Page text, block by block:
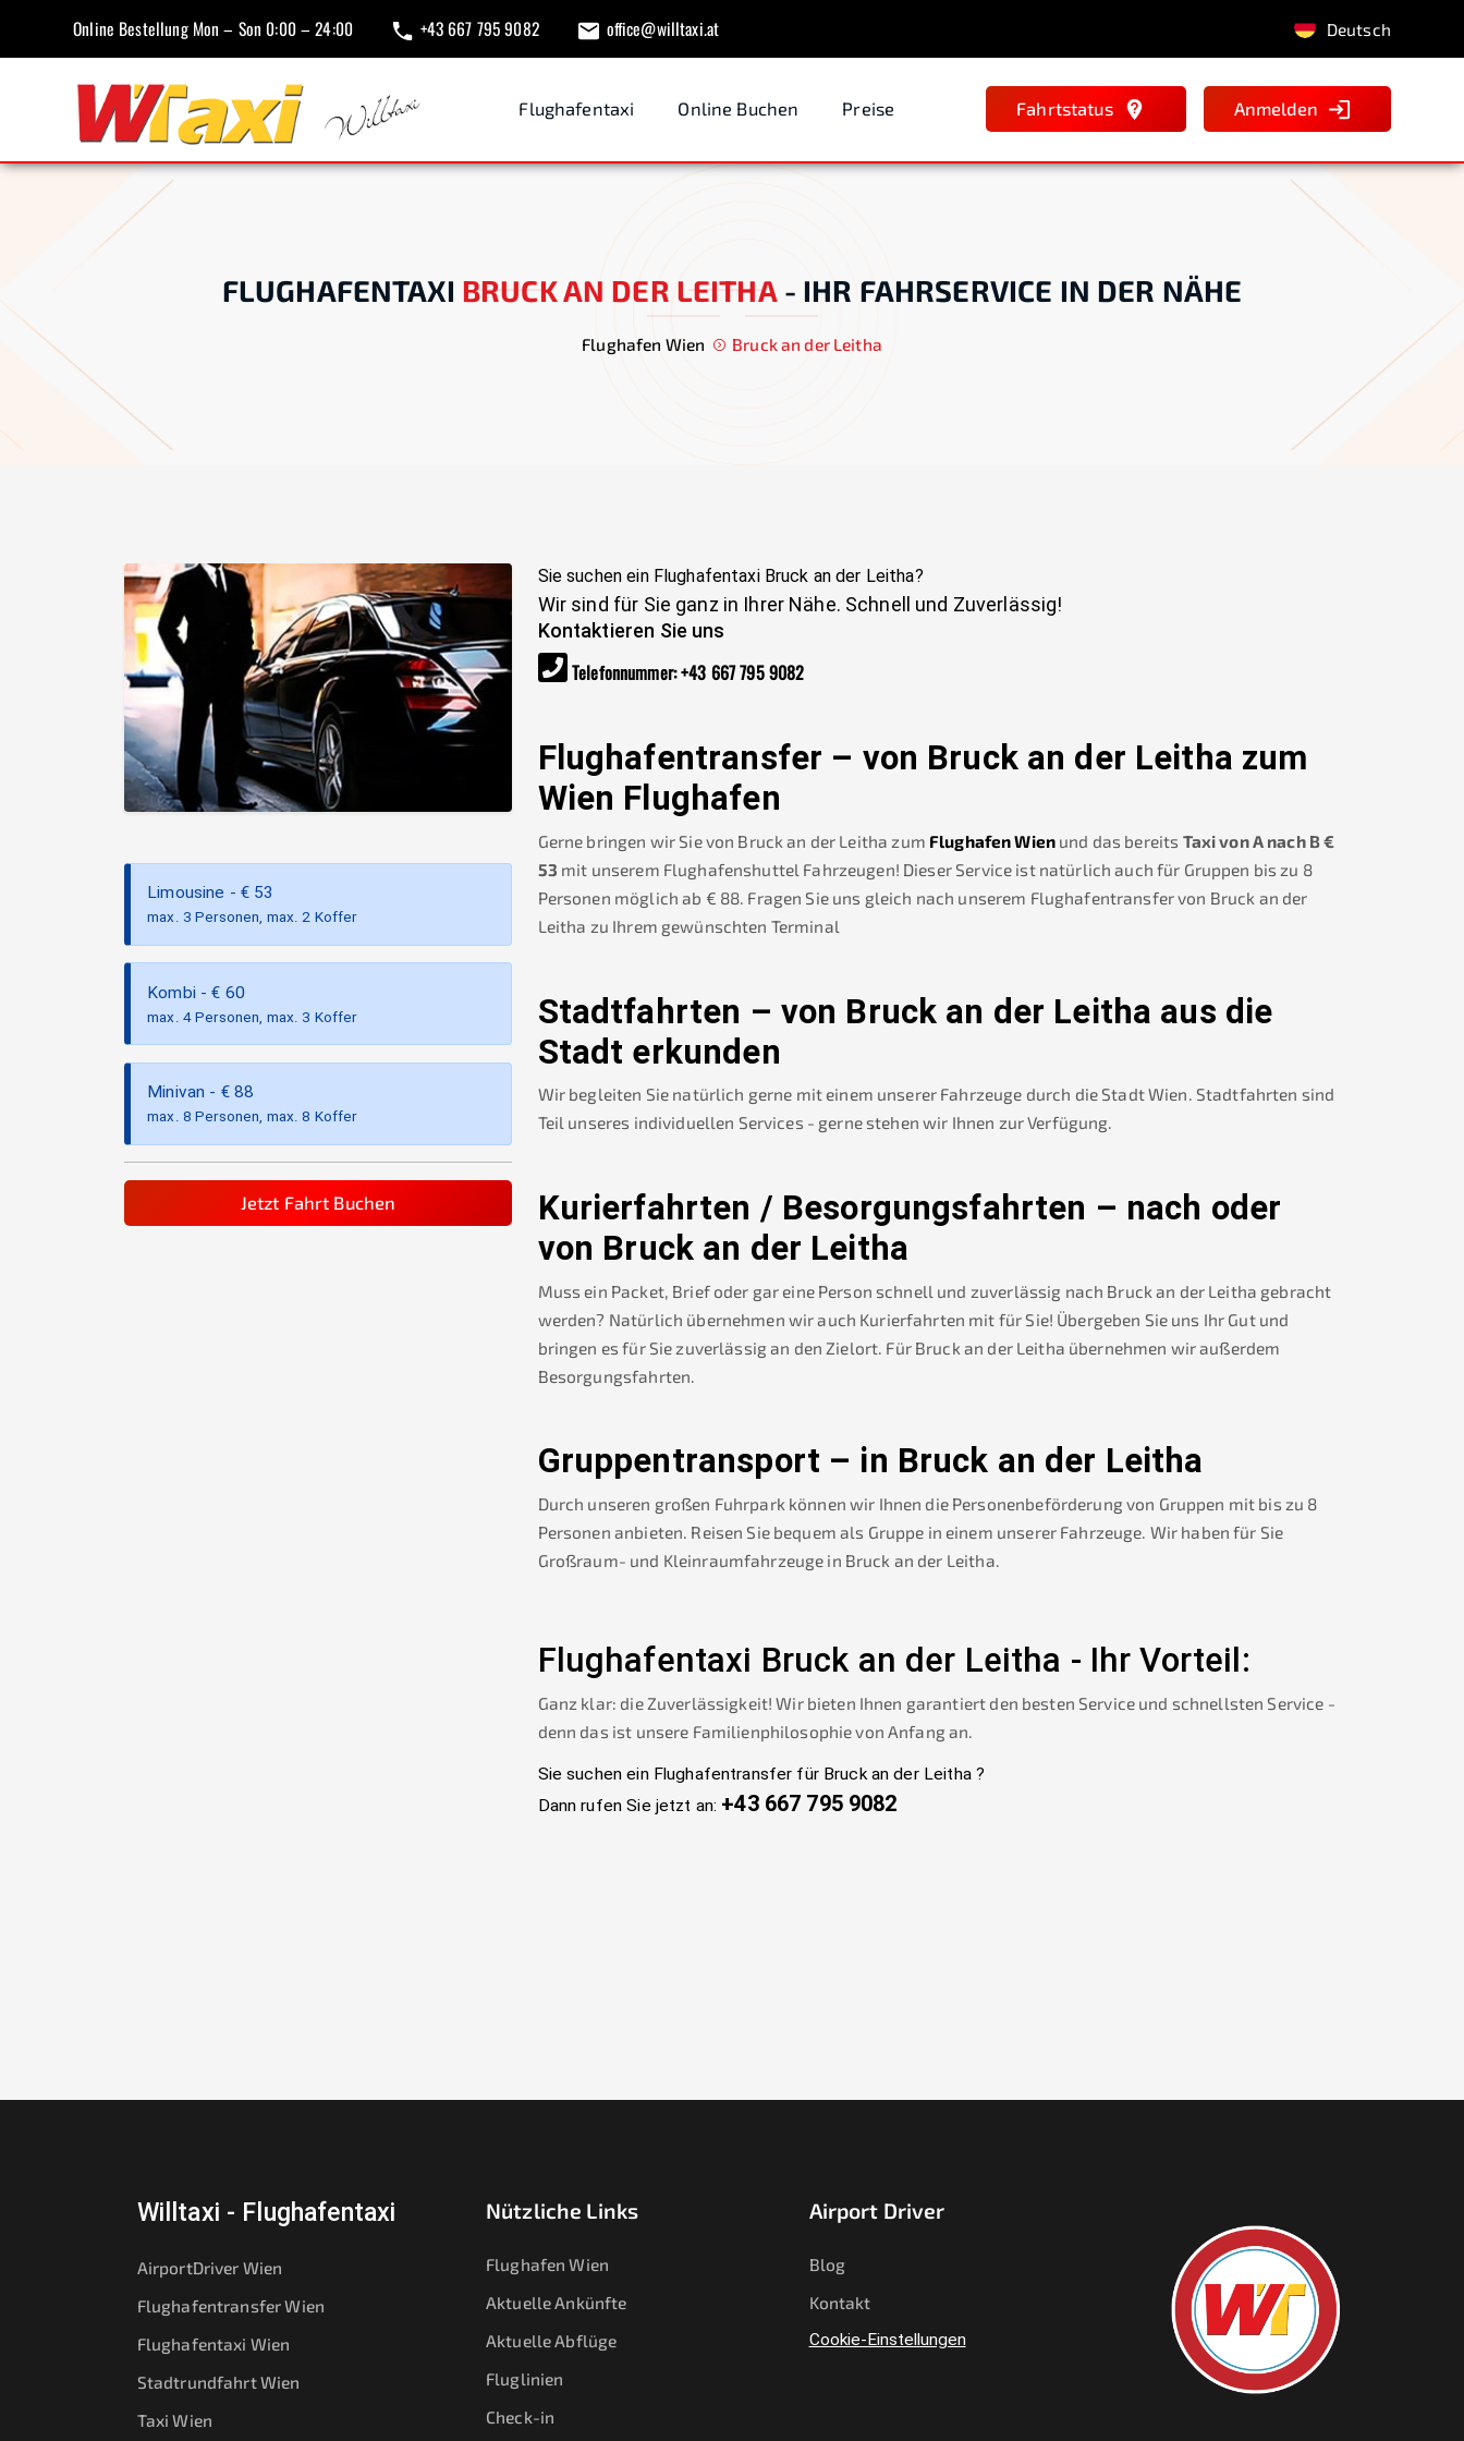
Online Bestellung Mon – Son 0:00 – 24:00 +43 667 795 9082 office@willtaxi.at Deutsch
Flughafentaxi Online Buchen Preise Fahrtstatus Anmelden
FLUGHAFENTAXI BRUCK AN DER LEITHA - IHR FAHRSERVICE IN DER NÄHE
Flughafen Wien Bruck an der Leitha
Limousine - € 53
max. 3 Personen, max. 2 Koffer
Kombi - € 60
max. 4 Personen, max. 3 Koffer
Minivan - € 88
max. 8 Personen, max. 8 Koffer
Jetzt Fahrt Buchen
Sie suchen ein Flughafentaxi Bruck an der Leitha?
Wir sind für Sie ganz in Ihrer Nähe. Schnell und Zuverlässig!
Kontaktieren Sie uns
Telefonnummer:+43 667 795 9082
Flughafentransfer – von Bruck an der Leitha zum
Wien Flughafen
Gerne bringen wir Sie von Bruck an der Leitha zum Flughafen Wien und das bereits Taxi von A nach B€
53 mit unserem Flughafenshuttel Fahrzeugen! Dieser Service ist natürlich auch für Gruppen bis zu 8
Personen möglich ab € 88. Fragen Sie uns gleich nach unserem Flughafentransfer von Bruck an der
Leitha zu Ihrem gewünschten Terminal
Stadtfahrten – von Bruck an der Leitha aus die
Stadt erkunden
Wir begleiten Sie natürlich gerne mit einem unserer Fahrzeuge durch die Stadt Wien. Stadtfahrten sind
Teil unseres individuellen Services - gerne stehen wir Ihnen zur Verfügung.
Kurierfahrten / Besorgungsfahrten – nach oder
von Bruck an der Leitha
Muss ein Packet, Brief oder gar eine Person schnell und zuverlässig nach Bruck an der Leitha gebracht
werden? Natürlich übernehmen wir auch Kurierfahrten mit für Sie! Übergeben Sie uns Ihr Gut und
bringen es für Sie zuverlässig an den Zielort. Für Bruck an der Leitha übernehmen wir außerdem
Besorgungsfahrten.
Gruppentransport – in Bruck an der Leitha
Durch unseren großen Fuhrpark können wir Ihnen die Personenbeförderung von Gruppen mit bis zu 8
Personen anbieten. Reisen Sie bequem als Gruppe in einem unserer Fahrzeuge. Wir haben für Sie
Großraum- und Kleinraumfahrzeuge in Bruck an der Leitha.
Flughafentaxi Bruck an der Leitha - Ihr Vorteil:
Ganz klar: die Zuverlässigkeit! Wir bieten Ihnen garantiert den besten Service und schnellsten Service -
denn das ist unsere Familienphilosophie von Anfang an.
Sie suchen ein Flughafentransfer für Bruck an der Leitha?
Dann rufen Sie jetzt an: +43 667 795 9082
Willtaxi - Flughafentaxi
AirportDriver Wien
Flughafentransfer Wien
Flughafentaxi Wien
Stadtrundfahrt Wien
Taxi Wien
Nützliche Links
Flughafen Wien
Aktuelle Ankünfte
Aktuelle Abflüge
Fluglinien
Check-in
Airport Driver
Blog
Kontakt
Cookie-Einstellungen